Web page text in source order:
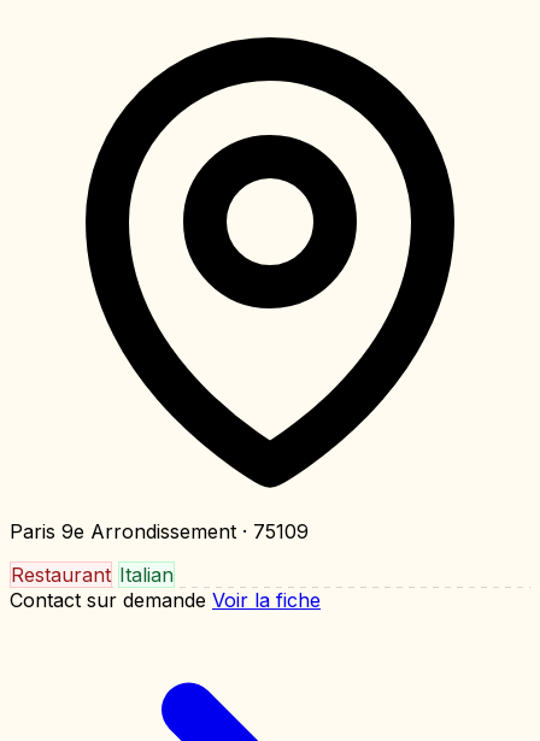
Paris 9e Arrondissement · 75109
Restaurant Italian
Contact sur demande Voir la fiche